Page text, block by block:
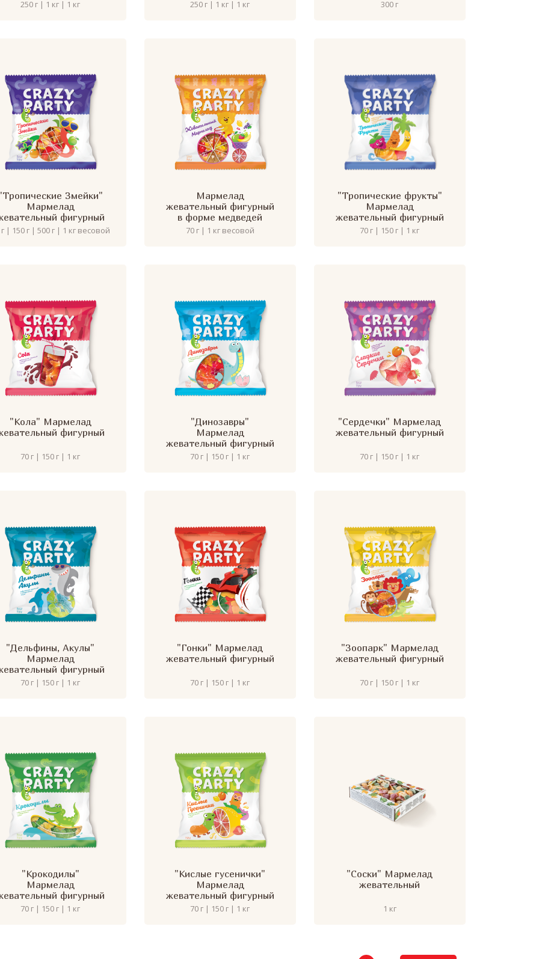
250 г | 1 кг | 1 кг 250 г | 1 кг | 1 кг 300 г
Змейки"
Мармелад
фигурный
| 150 г | 500 г | 1 кг весовой
Мармелад
жевательный фигурный
в форме медведей
70 г | 1 кг весовой
"Тропические фрукты"
Мармелад
жевательный фигурный
70 г | 150 г | 1 кг
"Кола" Мармелад
фигурный
70 г | 150 г | 1 кг
"Динозавры"
Мармелад
жевательный фигурный
70 г | 150 г | 1 кг
"Сердечки" Мармелад
жевательный фигурный
70 г | 150 г | 1 кг
"Дельфины, Акулы"
Мармелад
фигурный
70 г | 150 г | 1 кг
"Гонки" Мармелад
жевательный фигурный
70 г | 150 г | 1 кг
"Зоопарк" Мармелад
жевательный фигурный
70 г | 150 г | 1 кг
"Крокодилы"
Мармелад
фигурный
70 г | 150 г | 1 кг
"Кислые гусенички"
Мармелад
жевательный фигурный
70 г | 150 г | 1 кг
"Соски" Мармелад
жевательный
1 кг